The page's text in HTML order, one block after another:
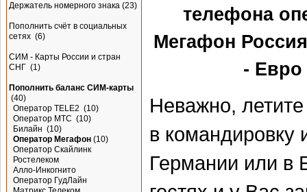
Держатель номерного знака (23)
Пополнить счёт в социальных
сетях (6)
СИМ - Карты России и стран
СНГ (1)
Пополнить баланс СИМ-карты
(40)
Оператор TELE2 (10)
Оператор МТС (10)
Билайн (10)
Оператор Мегафон (10)
Оператор Скайлинк
Ростелеком
Алло-Инкогнито
Оператор ГудЛайн
телефона
Мегафон
- Евро
Неважно,
в командировку
Германии или в